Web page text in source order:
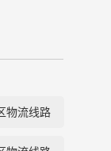
物流线路